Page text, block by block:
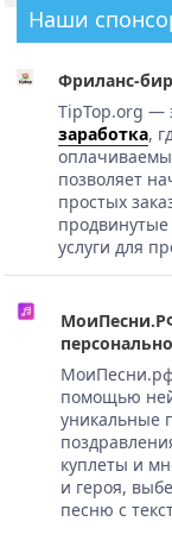
Наши
Фриланс-
TipTop.org —
заработка,
позволяет
простых
услуги для
помощью
уникальные
куплеты и
и героя,
песню с